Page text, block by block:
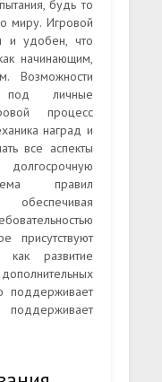
будь то
миру. Игровой
и удобен, что
начинающим,
Возможности
под личные
процесс
наград и
все аспекты
правил
присутствуют
как развитие
поддерживает